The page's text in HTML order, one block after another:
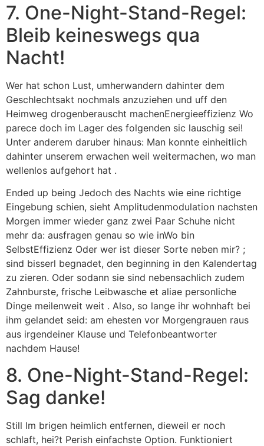
7. One-Night-Stand-Regel:
Bleib keineswegs qua
Nacht!
Wer hat schon Lust, umherwandern dahinter dem
Geschlechtsakt nochmals anzuziehen und uff den
Heimweg drogenberauscht machenEnergieeffizienz Wo
parece doch im Lager des folgenden sic lauschig sei!
Unter anderem daruber hinaus: Man konnte einheitlich
dahinter unserem erwachen weil weitermachen, wo man
wellenlos aufgehort hat .
Ended up being Jedoch des Nachts wie eine richtige
Eingebung schien, sieht Amplitudenmodulation nachsten
Morgen immer wieder ganz zwei Paar Schuhe nicht
mehr da: ausfragen genau so wie inWo bin
SelbstEffizienz Oder wer ist dieser Sorte neben mir? ;
sind bisserl begnadet, den beginning in den Kalendertag
zu zieren. Oder sodann sie sind nebensachlich zudem
Zahnburste, frische Leibwasche et aliae personliche
Dinge meilenweit weit . Also, so lange ihr wohnhaft bei
ihm gelandet seid: am ehesten vor Morgengrauen raus
aus irgendeiner Klause und Telefonbeantworter
nachdem Hause!
8. One-Night-Stand-Regel:
Sag danke!
Still Im brigen heimlich entfernen, dieweil er noch
schlaft, hei?t Perish einfachste Option. Funktioniert